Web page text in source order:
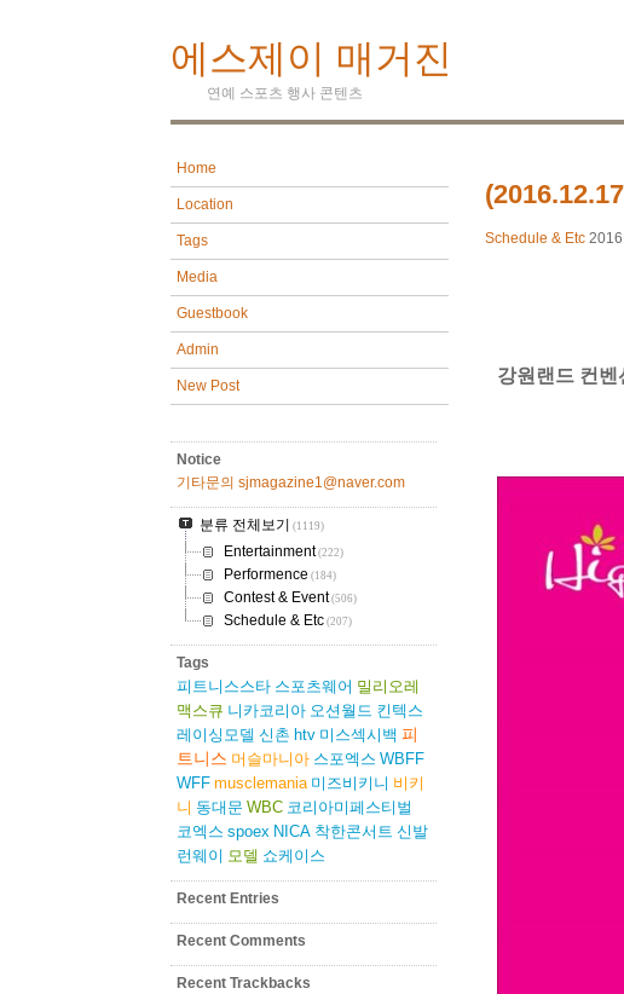
에스제이 매거진
연예 스포츠 행사 콘텐츠
Home
Location
Tags
Media
Guestbook
Admin
New Post
Notice
기타문의 sjmagazine1@naver.com
분류 전체보기 (1119)
Entertainment(222)
Performence (184)
Contest & Event(506)
Schedule & Etc(207)
Tags
피트니스스타 스포츠웨어 밀리오레
맥스큐 니카코리아 오션월드 킨텍스
레이싱모델 신촌 htv 미스섹시백 피
트니스 머슬마니아 스포엑스 WBFF
WFF musclemania 미즈비키니 비키
니 동대문 WBC 코리아미페스티벌
코엑스 spoex NICA 착한콘서트 신발
런웨이 모델 쇼케이스
Recent Entries
Recent Comments
Recent Trackbacks
Schedule & Etc
강원랜드 컨벤